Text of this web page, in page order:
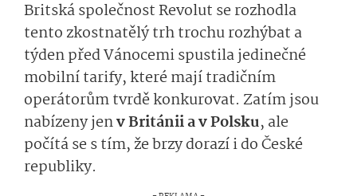
Britská společnost Revolut se rozhodla
tento zkostnatělý trh trochu rozhýbat a
týden před Vánocemi spustila jedinečné
mobilní tarify, které mají tradičním
operátorům tvrdě konkurovat. Zatím jsou
nabízeny jenv Británii a v Polsku, ale
počítá se s tím, že brzy dorazí i do České
republiky.